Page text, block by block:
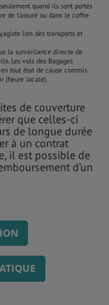
quand ils sont portés
de l'assuré ou dans le coffre
lors des transports et
la surveillance directe de
Les vols des Bagages
tout état de cause commis
(heure locale).
de couverture
que celles-ci
de longue durée
à un contrat
il est possible de
d’un